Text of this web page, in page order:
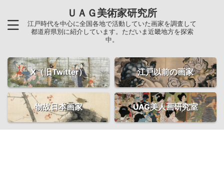
ＵＡＧ美術家研究所
江戸時代を中心に全国各地で活動していた画家を調査して
都道府県別に紹介しています。ただいま近畿地方を探索
中。
X（旧Twitter） 江戸以前の画家
物故日本画家 UAG美人画研究室